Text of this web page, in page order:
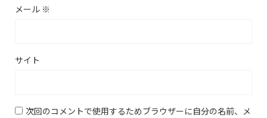
メール ※
サイト
次回のコメントで使用するためブラウザーに自分の名前、メ